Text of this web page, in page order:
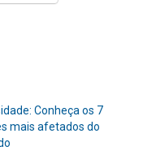
Conheça os 7
mais afetados do